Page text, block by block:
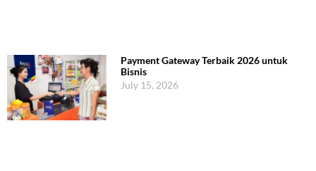
Payment Gateway Terbaik 2026 untuk
Bisnis
July 15, 2026